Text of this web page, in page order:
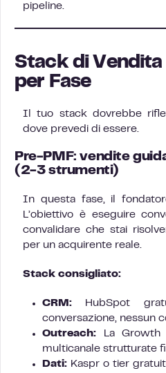
pipeline.
Stack di
per Fase
Il tuo stack dovrebbe
dove prevedi di essere.
Pre-PMF: vendite
(2-3 strumenti)
In questa fase, il
L’obiettivo è eseguire
convalidare che stai
per un acquirente reale.
Stack consigliato:
CRM: HubSpot
conversazione, nessun
Outreach: La Growth
multicanale strutturate
Dati: Kaspr o tier